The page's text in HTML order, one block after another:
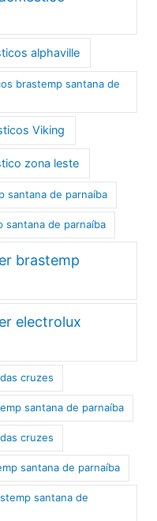
alphaville
brastemp santana de
Viking
zona leste
santana de parnaíba
santana de parnaíba
brastemp
electrolux
cruzes
santana de parnaíba
cruzes
santana de parnaíba
santana de